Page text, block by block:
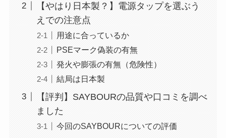
【やはり日本製？】電源タップを選ぶう
えでの注意点
用途に合っているか
PSEマーク偽装の有無
発火や膨張の有無（危険性）
結局は日本製
【評判】SAYBOURの品質や口コミを調べ
ました
今回のSAYBOURについての評価